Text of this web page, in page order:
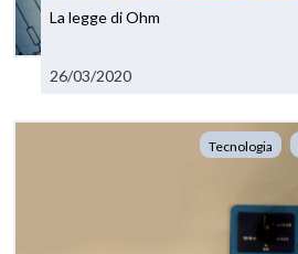
La legge di Ohm
26/03/2020
Tecnologia